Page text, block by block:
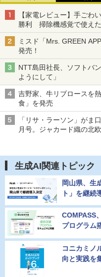
【家電レビュー】手ごわ
勝利 掃除機感覚で使えた
ミスド「Mrs. GREEN
発売！
NTT島田社長、ソフトバ
ようにして」
吉野家、牛リブロースを
食」を発売
「リサ・ラーソン」がま
月号。ジャカード織の北
生成AI関連トピック
岡山県、生
ト」を継続
COMPASS
プログラム
コニカミノ
向と実践を